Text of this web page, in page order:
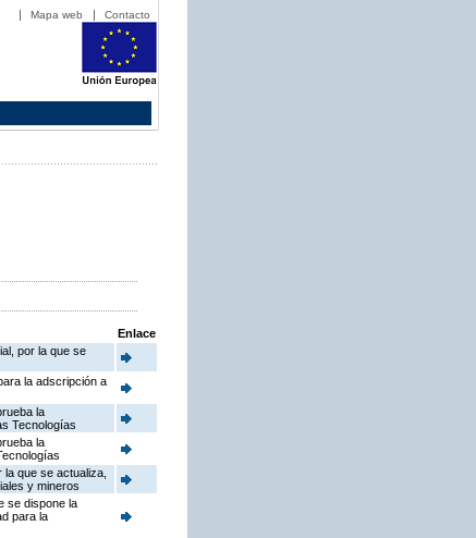
Mapa web Contacto
Enlace
por la que se
la adscripción a
la
Tecnologías
la
que se actualiza,
y mineros
se dispone la
para la